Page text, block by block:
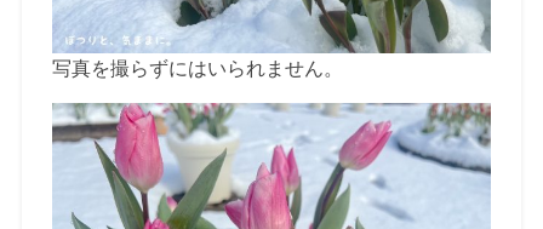
写真を撮らずにはいられません。